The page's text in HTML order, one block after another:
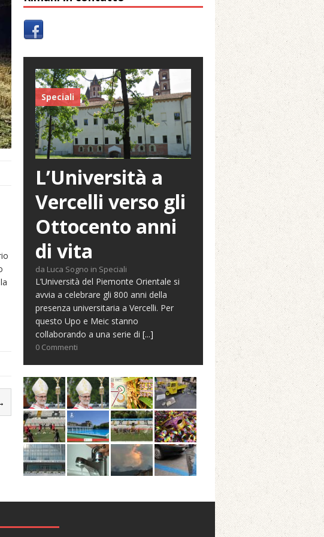
Speciali
L’Università a
Vercelli verso gli
Ottocento anni
di vita
da Luca Sogno in Speciali
L’Università del Piemonte Orientale si
avvia a celebrare gli 800 anni della
presenza universitaria a Vercelli. Per
questo Upo e Meic stanno
collaborando a una serie di [...]
0 Commenti